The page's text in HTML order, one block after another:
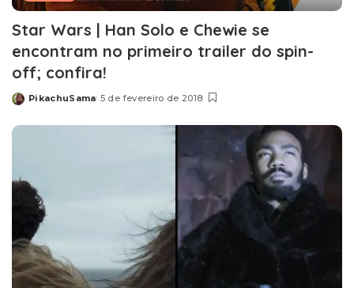
Star Wars | Han Solo e Chewie se
encontram no primeiro trailer do spin-
off; confira!
Posted
PikachuSama 5 de fevereiro de 2018